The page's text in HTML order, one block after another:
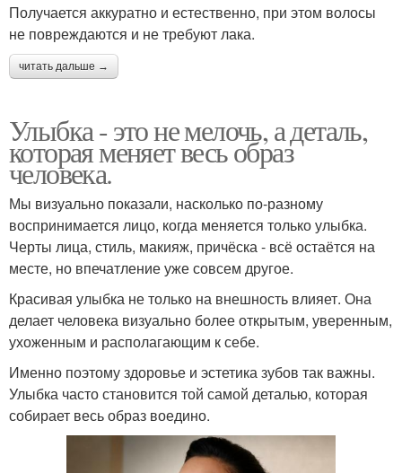
Получается аккуратно и естественно, при этом волосы
не повреждаются и не требуют лака.
читать дальше →
Улыбка - это не мелочь, а деталь,
которая меняет весь образ
человека.
Мы визуально показали, насколько по-разному
воспринимается лицо, когда меняется только улыбка.
Черты лица, стиль, макияж, причёска - всё остаётся на
месте, но впечатление уже совсем другое.
Красивая улыбка не только на внешность влияет. Она
делает человека визуально более открытым, уверенным,
ухоженным и располагающим к себе.
Именно поэтому здоровье и эстетика зубов так важны.
Улыбка часто становится той самой деталью, которая
собирает весь образ воедино.